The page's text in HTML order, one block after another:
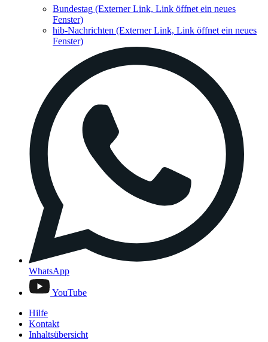
Bundestag (Externer Link, Link öffnet ein neues
Fenster)
hib-Nachrichten (Externer Link, Link öffnet ein neues
Fenster)
WhatsApp
YouTube
Hilfe
Kontakt
Inhaltsübersicht